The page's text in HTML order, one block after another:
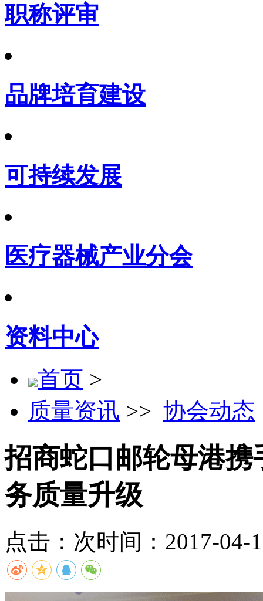
职称评审
品牌培育建设
可持续发展
医疗器械产业分会
资料中心
首页 >
质量资讯 >> 协会动态
招商蛇口邮轮母港
务质量升级
点击： 次时间：2017-04-